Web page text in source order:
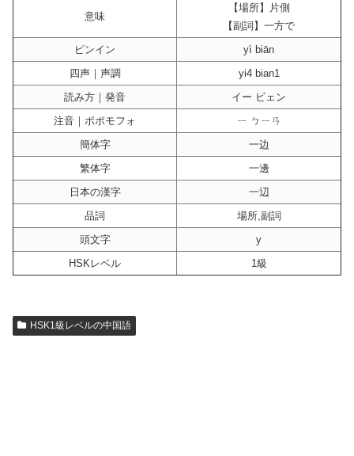
意味
【場所】片側
【副詞】一方で
ピンイン
yì biān
四声｜声調
yi4 bian1
読み方｜発音
イー ビェン
注音｜ボポモフォ
ㄧ ㄅㄧㄢ
簡体字
一边
繁体字
一邊
日本の漢字
一辺
品詞
場所,副詞
頭文字
y
HSKレベル
1級
HSK1級レベルの中国語